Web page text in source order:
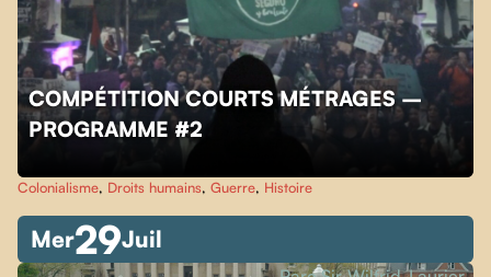
COMPÉTITION COURTS MÉTRAGES –
PROGRAMME #2
Colonialisme, Droits humains, Guerre, Histoire
Mer29Juil